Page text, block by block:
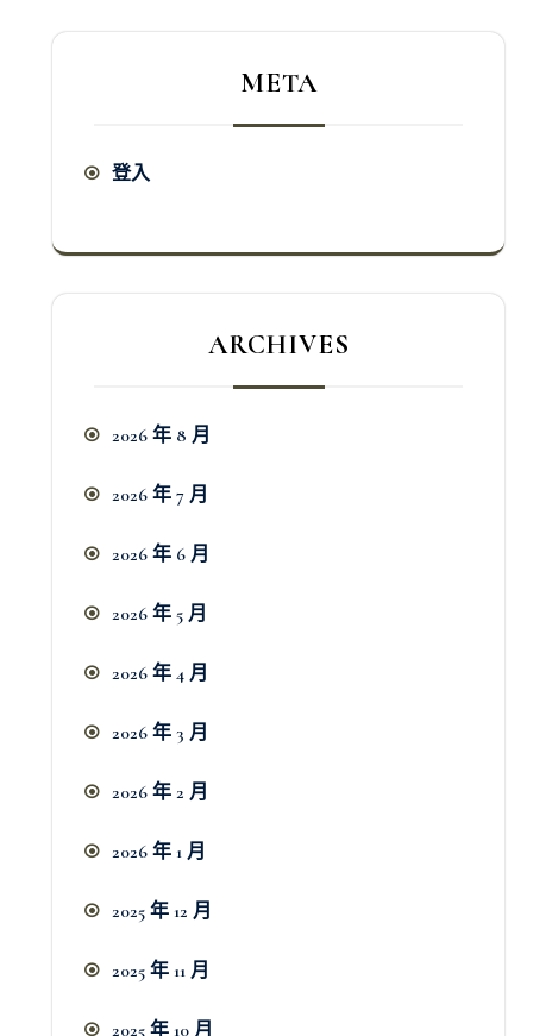
META
登入
ARCHIVES
2026 年 8 月
2026 年 7 月
2026 年 6 月
2026 年 5 月
2026 年 4 月
2026 年 3 月
2026 年 2 月
2026 年 1 月
2025 年 12 月
2025 年 11 月
2025 年 10 月